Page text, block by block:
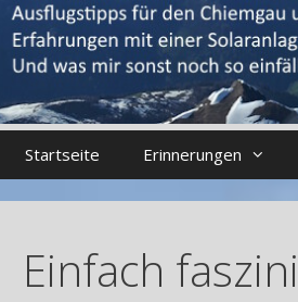
Startseite Erinnerungen
Einfach